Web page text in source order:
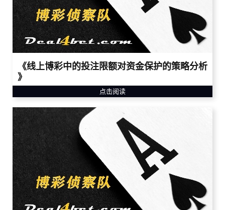
《线上博彩中的投注限额对资金保护的策略分析
》
点击阅读